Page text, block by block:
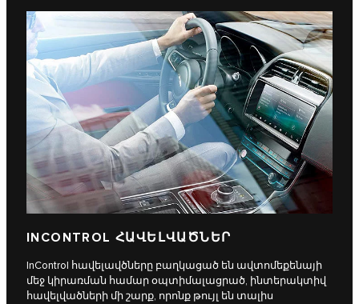
INCONTROL ՀԱՎԵԼՎԱԾՆԵՐ
InControl հավելավծները բաղկացած են ավտոմեքենայի
մեջ կիրառման համար օպտիմալացրած, ինտերակտիվ
հավելվածների մի շարք, որոնք թույլ են տալիս